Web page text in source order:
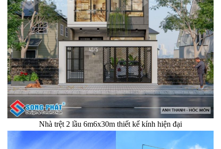
Nhà trệt 2 lầu 6m6x30m thiết kế kính hiện đại